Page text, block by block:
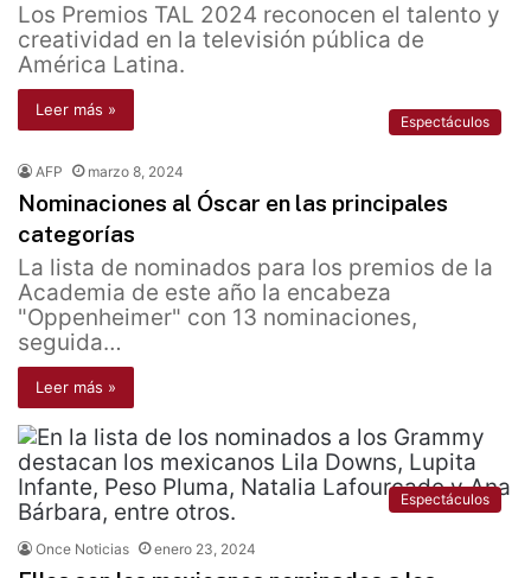
Los Premios TAL 2024 reconocen el talento y
creatividad en la televisión pública de
América Latina.
Leer más »
Espectáculos
AFP marzo 8, 2024
Nominaciones al Óscar en las principales
categorías
La lista de nominados para los premios de la
Academia de este año la encabeza
"Oppenheimer" con 13 nominaciones,
seguida…
Leer más »
Espectáculos
Once Noticias enero 23, 2024